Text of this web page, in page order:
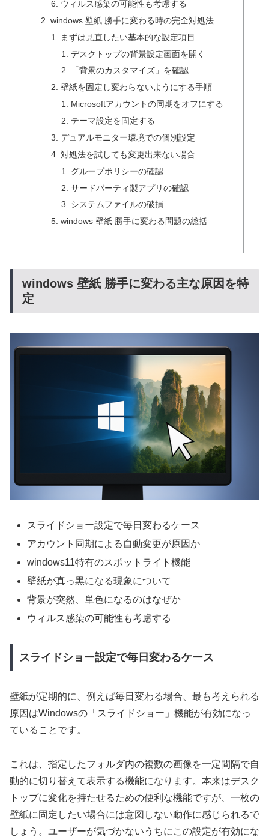
ウィルス感染の可能性も考慮する
windows 壁紙 勝手に変わる時の完全対処法
まずは見直したい基本的な設定項目
デスクトップの背景設定画面を開く
「背景のカスタマイズ」を確認
壁紙を固定し変わらないようにする手順
Microsoftアカウントの同期をオフにする
テーマ設定を固定する
デュアルモニター環境での個別設定
対処法を試しても変更出来ない場合
グループポリシーの確認
サードパーティ製アプリの確認
システムファイルの破損
windows 壁紙 勝手に変わる問題の総括
windows 壁紙 勝手に変わる主な原因を特
定
スライドショー設定で毎日変わるケース
アカウント同期による自動変更が原因か
windows11特有のスポットライト機能
壁紙が真っ黒になる現象について
背景が突然、単色になるのはなぜか
ウィルス感染の可能性も考慮する
スライドショー設定で毎日変わるケース
壁紙が定期的に、例えば毎日変わる場合、最も考えられる
原因はWindowsの「スライドショー」機能が有効になっ
ていることです。
これは、指定したフォルダ内の複数の画像を一定間隔で自
動的に切り替えて表示する機能になります。本来はデスク
トップに変化を持たせるための便利な機能ですが、一枚の
壁紙に固定したい場合には意図しない動作に感じられるで
しょう。ユーザーが気づかないうちにこの設定が有効にな